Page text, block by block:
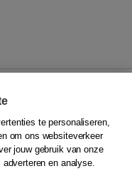
te personaliseren,
om ons websiteverkeer
jouw gebruik van onze
en analyse.